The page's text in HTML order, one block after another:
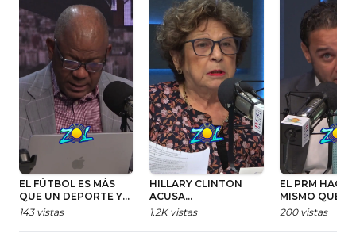
EL FÚTBOL ES MÁS
QUE UN DEPORTE Y
MERECE
HISTÓRICO EN RD
143 vistas
HILLARY CLINTON
ACUSA
ENCUBRIMIENTO EN
1.2K vistas
EL PRM HACE
MISMO QUE LE
CRITICÓ AL
200 vistas